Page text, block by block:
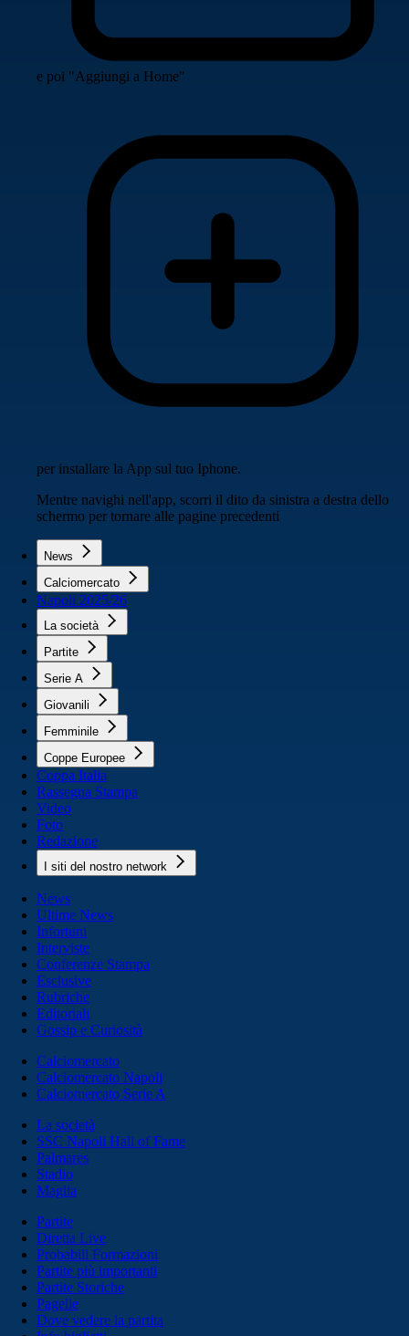
e poi "Aggiungi a Home"
per installare la App sul tuo Iphone.
Mentre navighi nell'app, scorri il dito da sinistra a destra dello
schermo per tornare alle pagine precedenti
News
Calciomercato
Napoli 2025/26
La società
Partite
Serie A
Giovanili
Femminile
Coppe Europee
Coppa Italia
Rassegna Stampa
Video
Foto
Redazione
I siti del nostro network
News
Ultime News
Infortuni
Interviste
Conferenze Stampa
Esclusive
Rubriche
Editoriali
Gossip e Curiosità
Calciomercato
Calciomercato Napoli
Calciomercato Serie A
La società
SSC Napoli Hall of Fame
Palmares
Stadio
Maglia
Partite
Diretta Live
Probabili Formazioni
Partite più importanti
Partite Storiche
Pagelle
Dove vedere la partita